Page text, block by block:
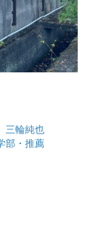
三輪純也
部・推薦